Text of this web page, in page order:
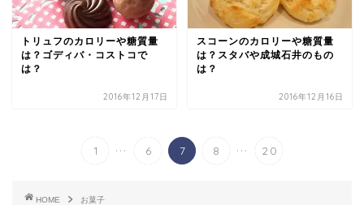
トリュフのカロリーや糖質量
は？ゴディバ・コストコで
は？
2016年12月17日
スコーンのカロリーや糖質量
は？スタバや成城石井のもの
は？
2016年12月16日
1 ... 6 7 8 ... 20
HOME お菓子